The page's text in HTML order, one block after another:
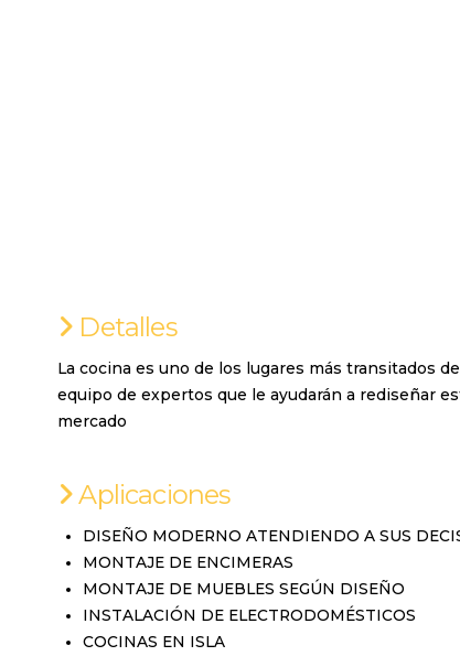
Detalles
La cocina es uno de los lugares más transitados
equipo de expertos que le ayudarán a rediseñar
mercado
Aplicaciones
DISEÑO MODERNO ATENDIENDO A SUS
MONTAJE DE ENCIMERAS
MONTAJE DE MUEBLES SEGÚN DISEÑO
INSTALACIÓN DE ELECTRODOMÉSTICOS
COCINAS EN ISLA